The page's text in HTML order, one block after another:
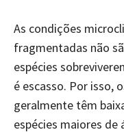
As condições
fragmentadas não
espécies
é escasso. Por isso,
geralmente têm
espécies maiores de